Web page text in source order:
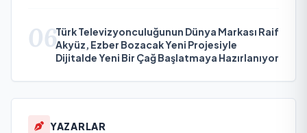
06Türk Televizyonculuğunun Dünya Markası Raif
Akyüz, Ezber Bozacak Yeni Projesiyle
Dijitalde Yeni Bir Çağ Başlatmaya Hazırlanıyor
YAZARLAR